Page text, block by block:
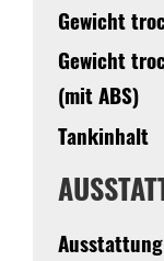
Gewicht
Gewicht
(mit ABS)
Tankinhalt
Ausstattung